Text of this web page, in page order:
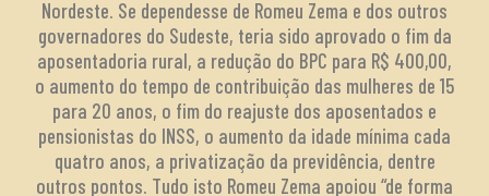
Nordeste. Se dependesse de Romeu Zema e dos outros
governadores do Sudeste, teria sido aprovado o fim da
aposentadoria rural, a redução do BPC para R$ 400,00,
o aumento do tempo de contribuição das mulheres de 15
para 20 anos, o fim do reajuste dos aposentados e
pensionistas do INSS, o aumento da idade mínima cada
quatro anos, a privatização da previdência, dentre
outros pontos. Tudo isto Romeu Zema apoiou “de forma